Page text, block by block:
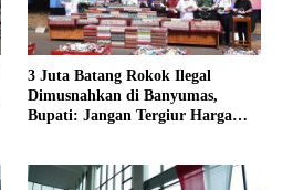
3 Juta Batang Rokok Ilegal
Dimusnahkan di Banyumas,
Bupati: Jangan Tergiur Harga